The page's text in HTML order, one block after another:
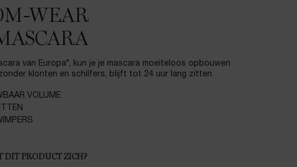
WEAR
van Europa*, kun je je mascara moeiteloos opbouwen
klonten en schilfers, blijft tot 24 uur lang zitten.
VOLUME
DIT PRODUCT ZICH?